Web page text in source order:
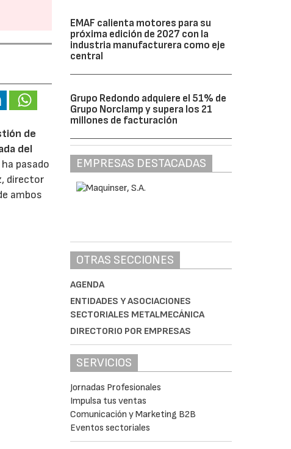
de
del
pasado
director
ambos
EMAF calienta motores para su
próxima edición de 2027 con la
industria manufacturera como eje
central
Grupo Redondo adquiere el 51% de
Grupo Norclamp y supera los 21
millones de facturación
EMPRESAS DESTACADAS
OTRAS SECCIONES
AGENDA
ENTIDADES Y ASOCIACIONES
SECTORIALES METALMECÁNICA
DIRECTORIO POR EMPRESAS
SERVICIOS
Jornadas Profesionales
Impulsa tus ventas
Comunicación y Marketing B2B
Eventos sectoriales